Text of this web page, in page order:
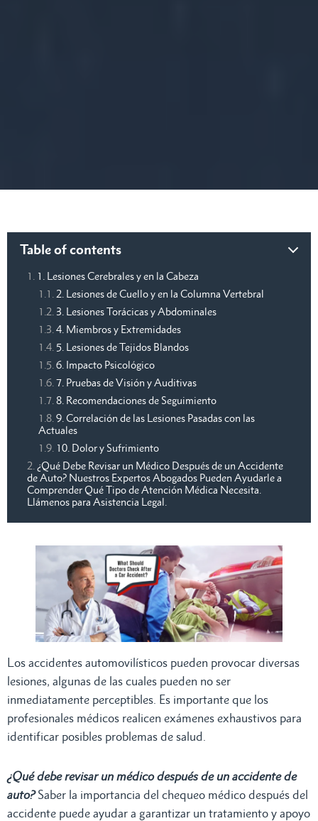
Table of contents
1. Lesiones Cerebrales y en la Cabeza
2. Lesiones de Cuello y en la Columna Vertebral
3. Lesiones Torácicas y Abdominales
4. Miembros y Extremidades
5. Lesiones de Tejidos Blandos
6. Impacto Psicológico
7. Pruebas de Visión y Auditivas
8. Recomendaciones de Seguimiento
9. Correlación de las Lesiones Pasadas con las
Actuales
10. Dolor y Sufrimiento
¿Qué Debe Revisar un Médico Después de un Accidente
de Auto? Nuestros Expertos Abogados Pueden Ayudarle a
Comprender Qué Tipo de Atención Médica Necesita.
Llámenos para Asistencia Legal.
Los accidentes automovilísticos pueden provocar diversas
lesiones, algunas de las cuales pueden no ser
inmediatamente perceptibles. Es importante que los
profesionales médicos realicen exámenes exhaustivos para
identificar posibles problemas de salud.
¿Qué debe revisar un médico después de un accidente de
auto?Saber la importancia del chequeo médico después del
accidente puede ayudar a garantizar un tratamiento y apoyo